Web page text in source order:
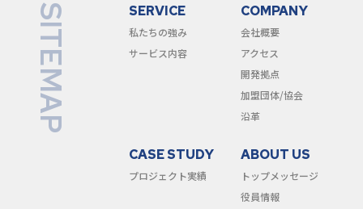
SITEMAP SERVICE
私たちの強み
サービス内容
COMPANY
会社概要
アクセス
開発拠点
加盟団体/協会
沿革
CASE STUDY
プロジェクト実績
ABOUT US
トップメッセージ
役員情報